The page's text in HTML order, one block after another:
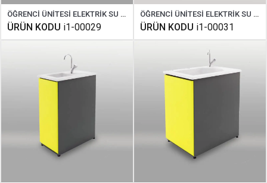
ÖĞRENCİ ÜNİTESİ ELEKTRİK SU GAZ STANDART
ÜRÜN KODU i1-00029
ÖĞRENCİ ÜNİTESİ ELEKTRİK SU GAZ ÇİFT TARAFLI
ÜRÜN KODU i1-00031